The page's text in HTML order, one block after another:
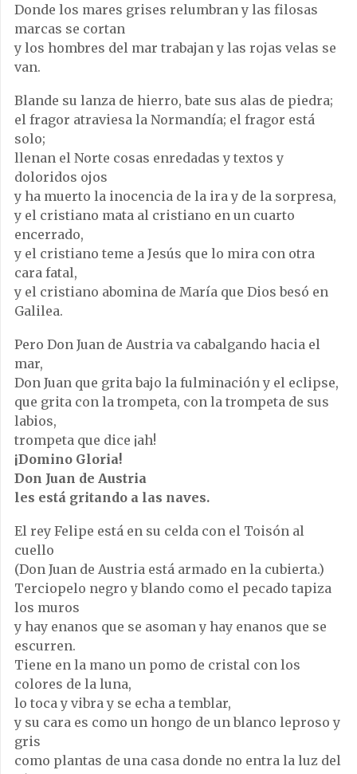
Donde los mares grises relumbran y las filosas
marcas se cortan
y los hombres del mar trabajan y las rojas velas se
van.
Blande su lanza de hierro, bate sus alas de piedra;
el fragor atraviesa la Normandía; el fragor está
solo;
llenan el Norte cosas enredadas y textos y
doloridos ojos
y ha muerto la inocencia de la ira y de la sorpresa,
y el cristiano mata al cristiano en un cuarto
encerrado,
y el cristiano teme a Jesús que lo mira con otra
cara fatal,
y el cristiano abomina de María que Dios besó en
Galilea.
Pero Don Juan de Austria va cabalgando hacia el
mar,
Don Juan que grita bajo la fulminación y el eclipse,
que grita con la trompeta, con la trompeta de sus
labios,
trompeta que dice ¡ah!
¡Domino Gloria!
Don Juan de Austria
les está gritando a las naves.
El rey Felipe está en su celda con el Toisón al
cuello
(Don Juan de Austria está armado en la cubierta.)
Terciopelo negro y blando como el pecado tapiza
los muros
y hay enanos que se asoman y hay enanos que se
escurren.
Tiene en la mano un pomo de cristal con los
colores de la luna,
lo toca y vibra y se echa a temblar,
y su cara es como un hongo de un blanco leproso y
gris
como plantas de una casa donde no entra la luz del